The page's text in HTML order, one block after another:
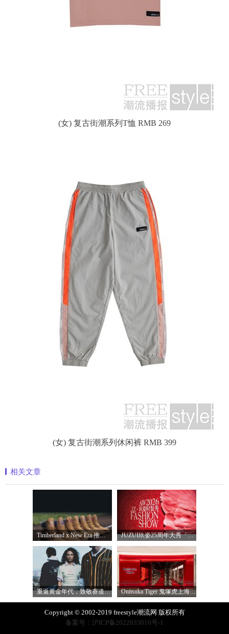
(女) 复古街潮系列T恤 RMB 269
(女) 复古街潮系列休闲裤 RMB 399
相关文章
Timberland x New Era 推出全新联名系列，以经 JUZUI玖姿25周年大秀「循光新生」 光起二
重返黄金年代，致敬赛道传奇 PUMA携手M Onitsuka Tiger 鬼塚虎上海环贸 iapm 概念店盛
Copyright © 2002-2019 freestyle潮流网 版权所有
备案号：沪ICP备2022033016号-1